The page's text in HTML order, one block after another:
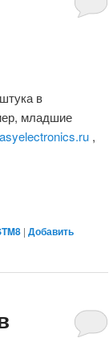
в
младшие
,
| Добавить